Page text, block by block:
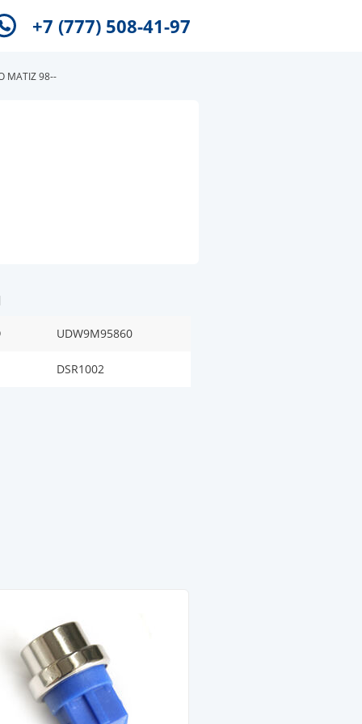
+7 (777) 508-41-97
MATIZ 98--
UDW9M95860
DSR1002